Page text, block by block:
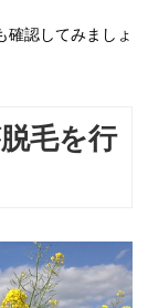
確認してみましょ
毛を行